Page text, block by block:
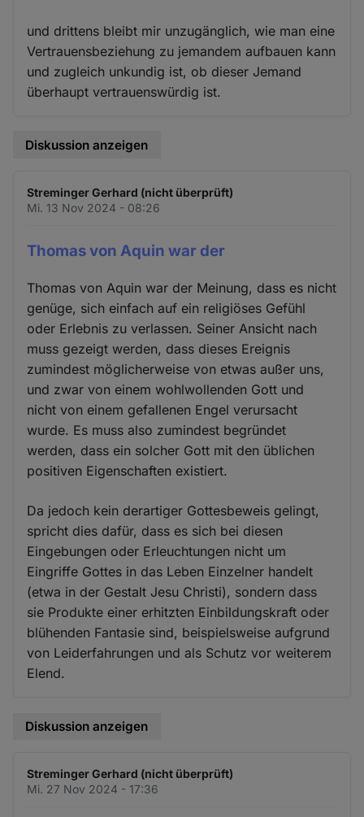
und drittens bleibt mir unzugänglich, wie man eine
Vertrauensbeziehung zu jemandem aufbauen kann
und zugleich unkundig ist, ob dieser Jemand
überhaupt vertrauenswürdig ist.
Diskussion anzeigen
Streminger Gerhard (nicht überprüft)
Mi. 13 Nov 2024 - 08:26
Thomas von Aquin war der
Thomas von Aquin war der Meinung, dass es nicht
genüge, sich einfach auf ein religiöses Gefühl
oder Erlebnis zu verlassen. Seiner Ansicht nach
muss gezeigt werden, dass dieses Ereignis
zumindest möglicherweise von etwas außer uns,
und zwar von einem wohlwollenden Gott und
nicht von einem gefallenen Engel verursacht
wurde. Es muss also zumindest begründet
werden, dass ein solcher Gott mit den üblichen
positiven Eigenschaften existiert.
Da jedoch kein derartiger Gottesbeweis gelingt,
spricht dies dafür, dass es sich bei diesen
Eingebungen oder Erleuchtungen nicht um
Eingriffe Gottes in das Leben Einzelner handelt
(etwa in der Gestalt Jesu Christi), sondern dass
sie Produkte einer erhitzten Einbildungskraft oder
blühenden Fantasie sind, beispielsweise aufgrund
von Leiderfahrungen und als Schutz vor weiterem
Elend.
Diskussion anzeigen
Streminger Gerhard (nicht überprüft)
Mi. 27 Nov 2024 - 17:36